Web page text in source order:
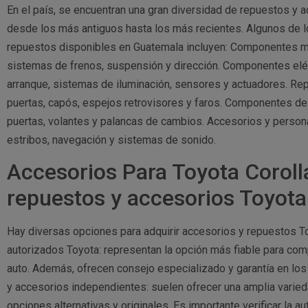
En el país, se encuentran una gran diversidad de repuestos y
desde los más antiguos hasta los más recientes. Algunos
repuestos disponibles en Guatemala incluyen: Componentes
sistemas de frenos, suspensión y dirección. Componentes
arranque, sistemas de iluminación, sensores y actuadores.
puertas, capós, espejos retrovisores y faros. Componentes
puertas, volantes y palancas de cambios. Accesorios y
estribos, navegación y sistemas de sonido.
Accesorios Para Toyota
repuestos y accesorios
Hay diversas opciones para adquirir accesorios y repuestos
autorizados Toyota: representan la opción más fiable para
auto. Además, ofrecen consejo especializado y garantía en
y accesorios independientes: suelen ofrecer una amplia